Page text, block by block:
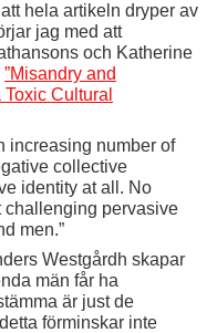
hela artikeln dryper av
jag med att
och Katherine
”Misandry and
Cultural
increasing number of
collective
identity at all. No
pervasive
men.”
Westgårdh skapar
män får ha
är just de
förminskar inte